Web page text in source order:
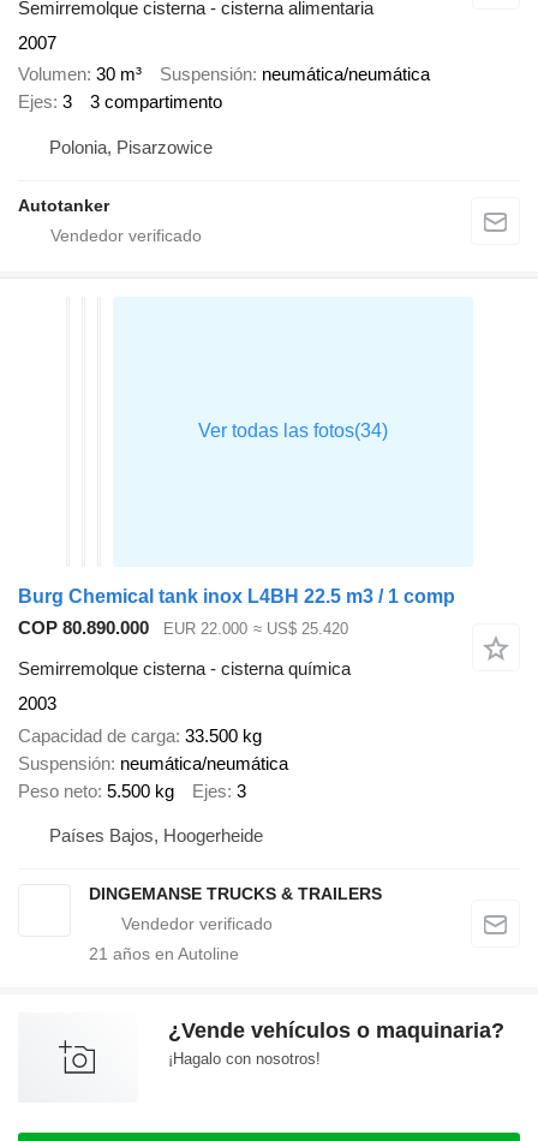
Semirremolque cisterna - cisterna alimentaria
2007
Volumen 30 m³ Suspensión neumática/neumática
Ejes 3 3 compartimento
Polonia, Pisarzowice
Autotanker
Burg Chemical tank inox L4BH 22.5 m3 / 1 comp
COP 80.890.000
EUR 22.000 ≈ US$ 25.420
Semirremolque cisterna - cisterna química
2003
Capacidad de carga 33.500 kg
Suspensión neumática/neumática
Peso neto 5.500 kg Ejes 3
Países Bajos, Hoogerheide
DINGEMANSE TRUCKS & TRAILERS
21 años en Autoline
¿Vende vehículos o maquinaria?
¡Hagalo con nosotros!